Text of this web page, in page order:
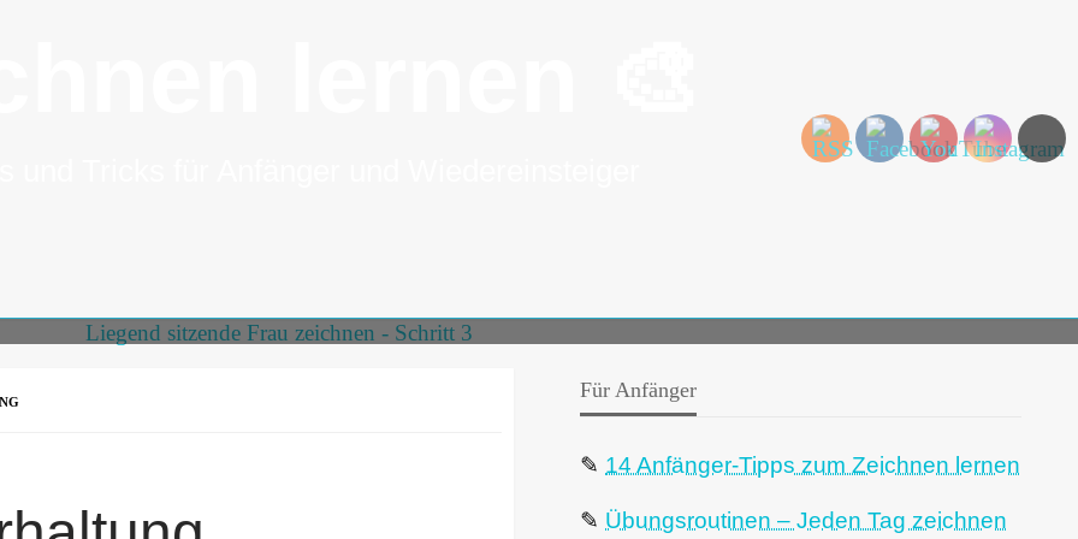
Für Anfänger
✎ 14 Anfänger-Tipps zum Zeichnen lernen
✎ Übungsroutinen – Jeden Tag zeichnen